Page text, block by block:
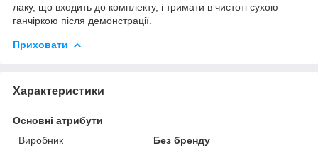
лаку, що входить до комплекту, і тримати в чистоті сухою
ганчіркою після демонстрації.
Приховати
Характеристики
Основні атрибути
Виробник
Без бренду